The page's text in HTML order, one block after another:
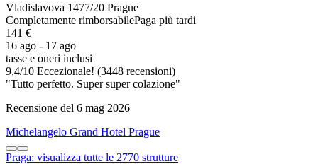
Vladislavova 1477/20 Prague
Completamente rimborsabilePaga più tardi
141 €
16 ago - 17 ago
tasse e oneri inclusi
9,4/10 Eccezionale! (3448 recensioni)
"Tutto perfetto. Super super colazione"
Recensione del 6 mag 2026
Michelangelo Grand Hotel Prague
Praga: visualizza tutte le 2770 strutture